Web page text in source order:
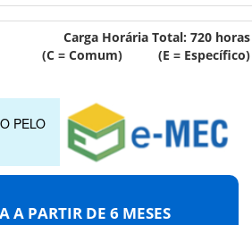
Carga Horária Total: 720 horas
(C = Comum) (E = Específico)
PELO
A PARTIR DE 6 MESES